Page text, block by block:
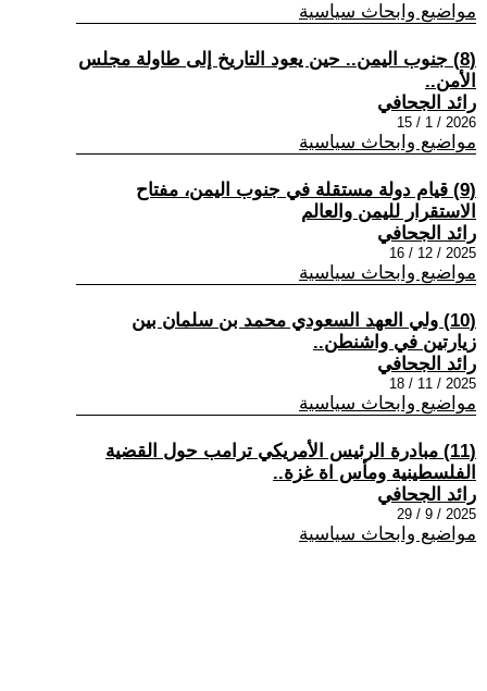
مواضيع وابحاث سياسية
(8) جنوب اليمن.. حين يعود التاريخ إلى طاولة مجلس
الأمن..
رائد الجحافي
2026 / 1 / 15
مواضيع وابحاث سياسية
(9) قيام دولة مستقلة في جنوب اليمن، مفتاح
الاستقرار لليمن والعالم
رائد الجحافي
2025 / 12 / 16
مواضيع وابحاث سياسية
(10) ولي العهد السعودي محمد بن سلمان بين
زيارتين في واشنطن..
رائد الجحافي
2025 / 11 / 18
مواضيع وابحاث سياسية
(11) مبادرة الرئيس الأمريكي ترامب حول القضية
الفلسطينية ومأس اة غزة..
رائد الجحافي
2025 / 9 / 29
مواضيع وابحاث سياسية